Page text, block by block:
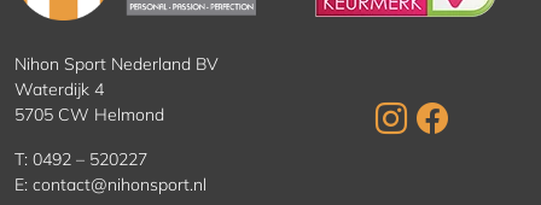
Nihon Sport Nederland BV
Waterdijk 4
5705 CW Helmond
T: 0492 – 520227
E: contact@nihonsport.nl